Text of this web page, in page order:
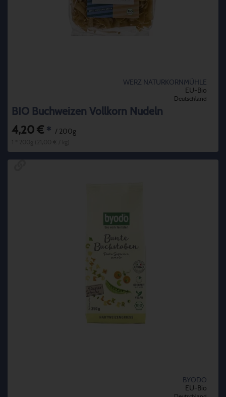
WERZ NATURKORNMÜHLE
EU-Bio
Deutschland
BIO Buchweizen Vollkorn Nudeln
4,20 € * / 200g
BYODO
EU-Bio